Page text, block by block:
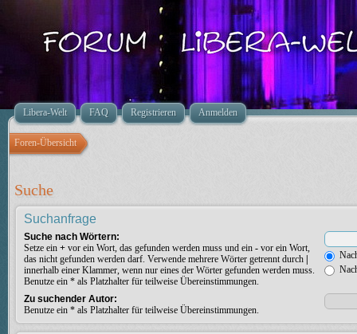
Libera-Welt FAQ Registrieren Anmelden
Foren-Übersicht
Suche
Suchanfrage
Suche nach Wörtern:
Setze ein + vor ein Wort, das gefunden werden muss und ein - vor ein Wort,
das nicht gefunden werden darf. Verwende mehrere Wörter getrennt durch
innerhalb einer Klammer, wenn nur eines der Wörter gefunden werden muss.
Benutze ein * als Platzhalter für teilweise Übereinstimmungen.
Zu suchender Autor:
Benutze ein * als Platzhalter für teilweise Übereinstimmungen.